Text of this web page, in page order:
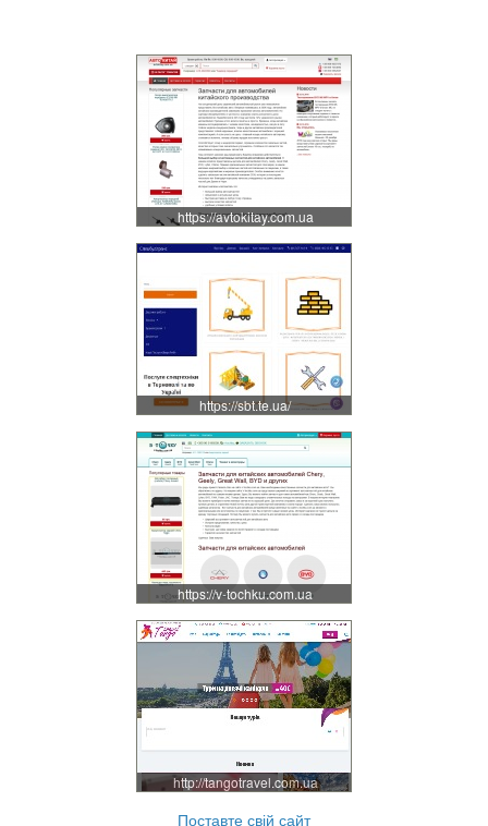
https://avtokitay.com.ua
https://sbt.te.ua/
https://v-tochku.com.ua
http://tangotravel.com.ua
Поставте свій сайт